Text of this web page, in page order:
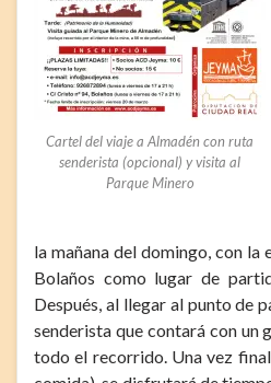
Cartel del viaje a Almadén con ruta
senderista (opcional) y visita al
Parque Minero
la mañana del domingo, con la
Bolaños como lugar de
Después, al llegar al punto de
senderista que contará con un
todo el recorrido. Una vez